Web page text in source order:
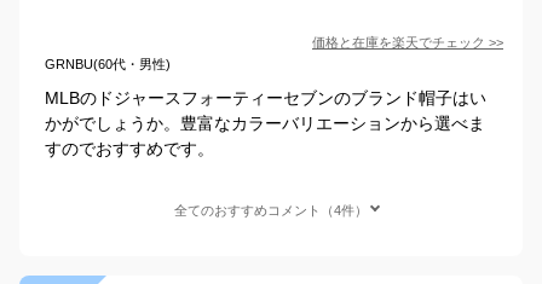
価格と在庫を楽天でチェック >>
GRNBU(60代・男性)
MLBのドジャースフォーティーセブンのブランド帽子はい
かがでしょうか。豊富なカラーバリエーションから選べま
すのでおすすめです。
全てのおすすめコメント（4件）